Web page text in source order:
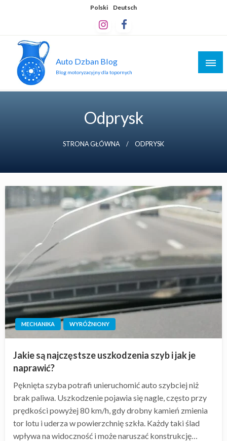
Polski Deutsch
Auto Dzban Blog
Blog motoryzacyjny dla topornych
Odprysk
STRONA GŁÓWNA ODPRYSK
MECHANIKA WYRÓŻNIONY
Jakie są najczęstsze uszkodzenia szyb i jak je
naprawić?
Pęknięta szyba potrafi unieruchomić auto szybciej niż
brak paliwa. Uszkodzenie pojawia się nagle, często przy
prędkości powyżej 80 km/h, gdy drobny kamień zmienia
tor lotu i uderza w powierzchnię szkła. Każdy taki ślad
wpływa na widoczność i może naruszać konstrukcję…